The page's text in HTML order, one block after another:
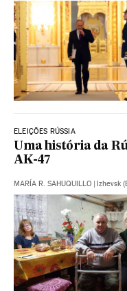
ELEIÇÕES RÚSSIA
Uma história da
AK-47
MARÍA R. SAHUQUILLO Izhevsk